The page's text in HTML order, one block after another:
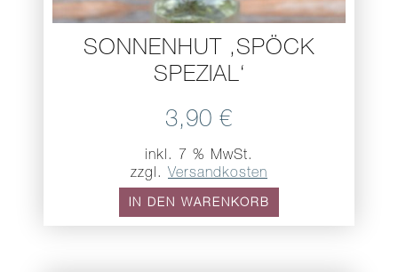
SONNENHUT ,SPÖCK
SPEZIAL‘
3,90 €
inkl. 7 % MwSt.
zzgl. Versandkosten
IN DEN WARENKORB